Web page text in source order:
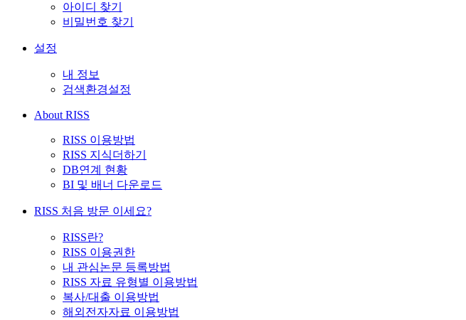
아이디 찾기
비밀번호 찾기
설정
내 정보
검색환경설정
About RISS
RISS 이용방법
RISS 지식더하기
DB연계 현황
BI 및 배너 다운로드
RISS 처음 방문 이세요?
RISS란?
RISS 이용권한
내 관심논문 등록방법
RISS 자료 유형별 이용방법
복사/대출 이용방법
해외전자자료 이용방법